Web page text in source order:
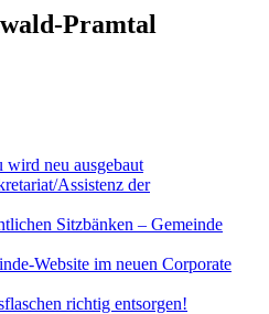
Pramtal
neu ausgebaut
Assistenz der
Sitzbänken – Gemeinde
Website im neuen Corporate
richtig entsorgen!